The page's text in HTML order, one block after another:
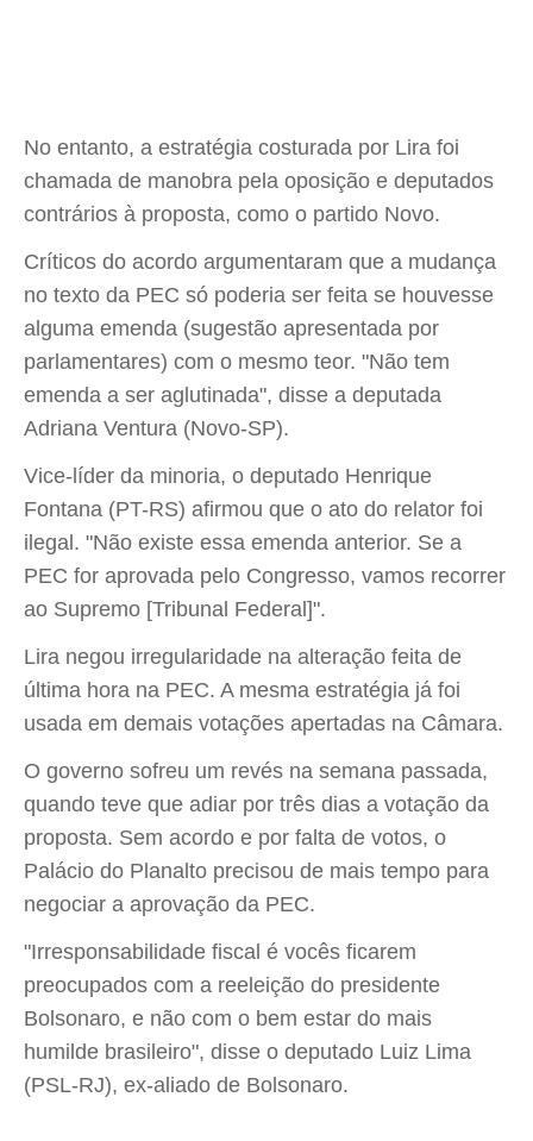
No entanto, a estratégia costurada por Lira foi
chamada de manobra pela oposição e deputados
contrários à proposta, como o partido Novo.
Críticos do acordo argumentaram que a mudança
no texto da PEC só poderia ser feita se houvesse
alguma emenda (sugestão apresentada por
parlamentares) com o mesmo teor. "Não tem
emenda a ser aglutinada", disse a deputada
Adriana Ventura (Novo-SP).
Vice-líder da minoria, o deputado Henrique
Fontana (PT-RS) afirmou que o ato do relator foi
ilegal. "Não existe essa emenda anterior. Se a
PEC for aprovada pelo Congresso, vamos recorrer
ao Supremo [Tribunal Federal]".
Lira negou irregularidade na alteração feita de
última hora na PEC. A mesma estratégia já foi
usada em demais votações apertadas na Câmara.
O governo sofreu um revés na semana passada,
quando teve que adiar por três dias a votação da
proposta. Sem acordo e por falta de votos, o
Palácio do Planalto precisou de mais tempo para
negociar a aprovação da PEC.
"Irresponsabilidade fiscal é vocês ficarem
preocupados com a reeleição do presidente
Bolsonaro, e não com o bem estar do mais
humilde brasileiro", disse o deputado Luiz Lima
(PSL-RJ), ex-aliado de Bolsonaro.